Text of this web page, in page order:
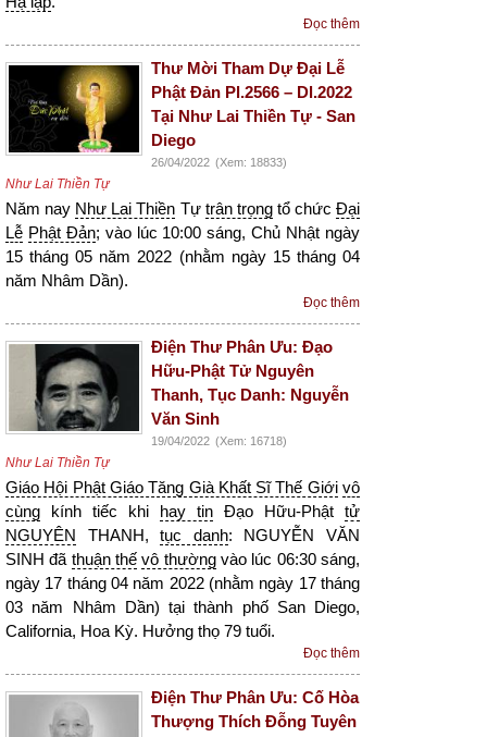
Đọc thêm
Thư Mời Tham Dự Đại Lễ
Phật Đản Pl.2566 – Dl.2022
Tại Như Lai Thiền Tự - San
Diego
26/04/2022 (Xem: 18833)
Như Lai Thiền Tự
Năm nay Như Lai Thiền Tự trân trọngtổ chứcĐại
Lễ Phật Đản; vào lúc 10:00 sáng, Chủ Nhật ngày
15 tháng 05 năm 2022 (nhằm ngày 15 tháng 04
năm Nhâm Dần).
Đọc thêm
Điện Thư Phân Ưu: Đạo
Hữu-Phật Tử Nguyên
Thanh, Tục Danh: Nguyễn
Văn Sinh
19/04/2022 (Xem: 16718)
Như Lai Thiền Tự
Giáo Hội Phật Giáo Tăng Già Khất Sĩ Thế Giới vô
cùng kính tiếc khi hay tin Đạo Hữu-Phật tử
NGUYÊN
THANH,tục danh: NGUYỄN VĂN
SINH đã thuận thế vô thườngvào lúc 06:30 sáng,
ngày 17 tháng 04 năm 2022 (nhằm ngày 17 tháng
03 năm Nhâm Dần) tại thành phố San Diego,
California, Hoa Kỳ. Hưởng thọ 79 tuổi.
Đọc thêm
Điện Thư Phân Ưu: Cố Hòa
Thượng Thích Đỗng Tuyên